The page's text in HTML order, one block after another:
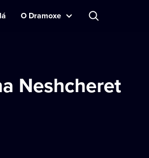
O Dramoxe
Neshcheret